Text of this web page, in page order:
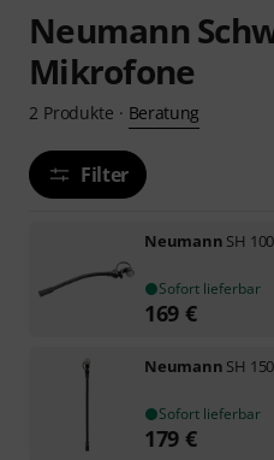
Neumann
Mikrofone
2 Produkte · Beratung
Filter
Neumann SH 100
Sofort lieferbar
169 €
Neumann SH 150
Sofort lieferbar
179 €